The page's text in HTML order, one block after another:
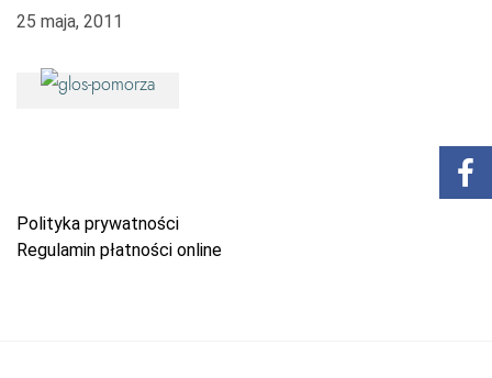
25 maja, 2011
Polityka prywatności
Regulamin płatności online